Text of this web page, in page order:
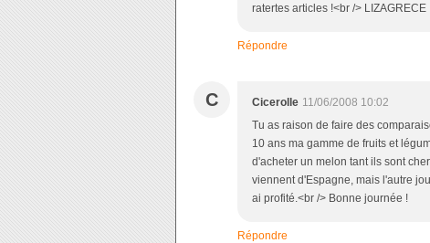
ratertes articles !<br /> LIZAGRECE
Répondre
C Cicerolle 11/06/2008 10:02
Tu as raison de faire des
10 ans ma gamme de fruits et
d'acheter un melon tant ils sont
viennent d'Espagne, mais l'autre
ai profité.<br /> Bonne journée !
Répondre